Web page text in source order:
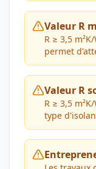
Valeur R
R ≥ 3,5
permet
Valeur R
R ≥ 3,5
type